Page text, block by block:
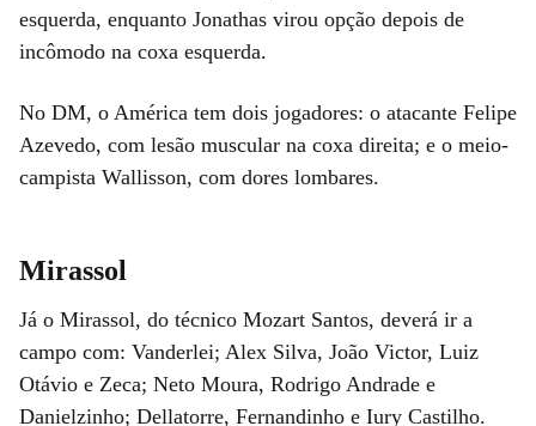
esquerda, enquanto Jonathas virou opção depois de
incômodo na coxa esquerda.
No DM, o América tem dois jogadores: o atacante Felipe
Azevedo, com lesão muscular na coxa direita; e o meio-
campista Wallisson, com dores lombares.
Mirassol
Já o Mirassol, do técnico Mozart Santos, deverá ir a
campo com: Vanderlei; Alex Silva, João Victor, Luiz
Otávio e Zeca; Neto Moura, Rodrigo Andrade e
Danielzinho; Dellatorre, Fernandinho e Iury Castilho.